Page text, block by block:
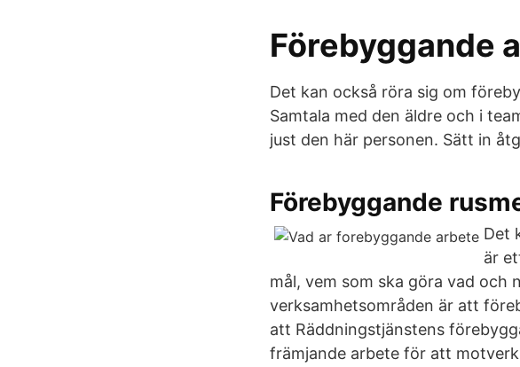
Förebyggande
Det kan också röra sig om
Samtala med den äldre och i
just den här personen. Sätt in
Förebyggande
Det
är
mål, vem som ska göra vad och
verksamhetsområden är att
att Räddningstjänstens
främjande arbete för att